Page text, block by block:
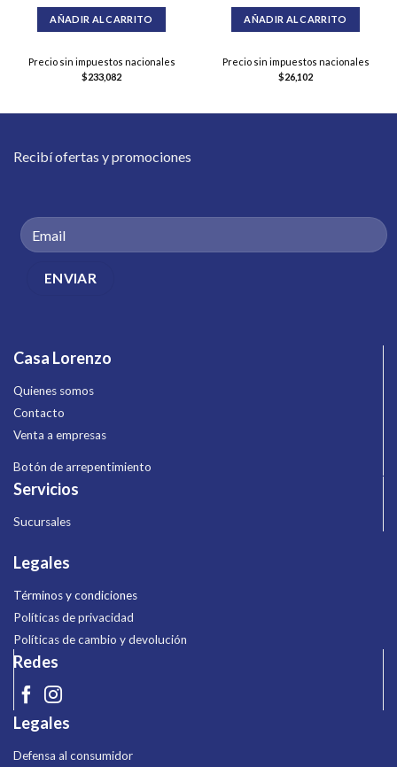
AÑADIR AL CARRITO
Precio sin impuestos nacionales
$233,082
AÑADIR AL CARRITO
Precio sin impuestos nacionales
$26,102
Recibí ofertas y promociones
Casa Lorenzo
Quienes somos
Contacto
Venta a empresas
Botón de arrepentimiento
Servicios
Sucursales
Legales
Términos y condiciones
Políticas de privacidad
Políticas de cambio y devolución
Redes
Legales
Defensa al consumidor